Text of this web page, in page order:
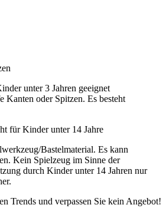
unter 3 Jahren geeignet
Kanten oder Spitzen. Es besteht
für Kinder unter 14 Jahre
Bastelmaterial. Es kann
Kein Spielzeug im Sinne der
durch Kinder unter 14 Jahren nur
Trends und verpassen Sie kein Angebot!